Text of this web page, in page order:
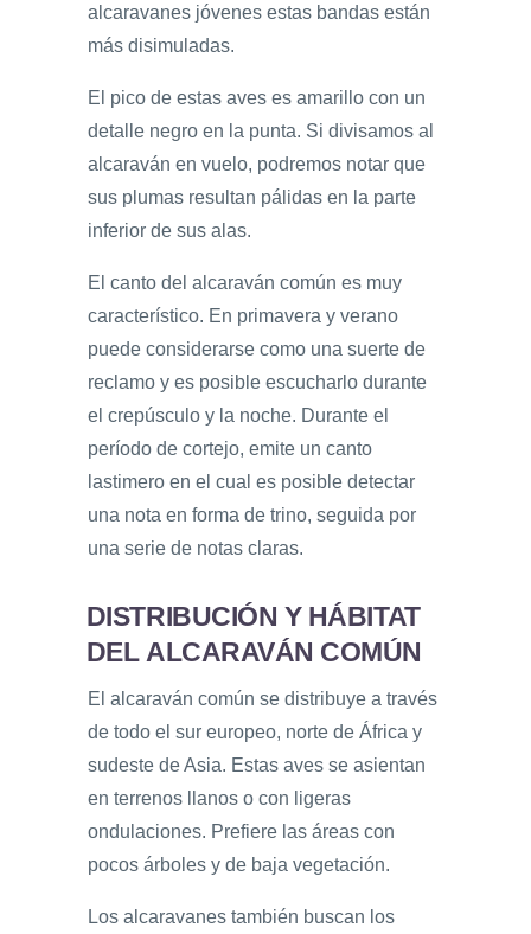
alcaravanes jóvenes estas bandas están
más disimuladas.
El pico de estas aves es amarillo con un
detalle negro en la punta. Si divisamos al
alcaraván en vuelo, podremos notar que
sus plumas resultan pálidas en la parte
inferior de sus alas.
El canto del alcaraván común es muy
característico. En primavera y verano
puede considerarse como una suerte de
reclamo y es posible escucharlo durante
el crepúsculo y la noche. Durante el
período de cortejo, emite un canto
lastimero en el cual es posible detectar
una nota en forma de trino, seguida por
una serie de notas claras.
DISTRIBUCIÓN Y HÁBITAT
DEL ALCARAVÁN COMÚN
El alcaraván común se distribuye a través
de todo el sur europeo, norte de África y
sudeste de Asia. Estas aves se asientan
en terrenos llanos o con ligeras
ondulaciones. Prefiere las áreas con
pocos árboles y de baja vegetación.
Los alcaravanes también buscan los